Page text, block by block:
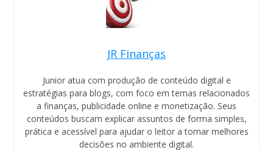
JR Finanças
Junior atua com produção de conteúdo digital e
estratégias para blogs, com foco em temas relacionados
a finanças, publicidade online e monetização. Seus
conteúdos buscam explicar assuntos de forma simples,
prática e acessível para ajudar o leitor a tomar melhores
decisões no ambiente digital.
Alelo
s:
Conhe
ça